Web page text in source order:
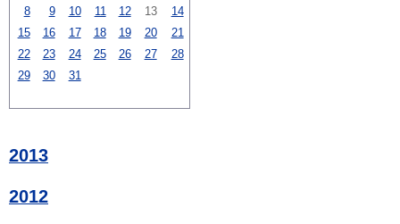
8
9 10 11 12 13
14
15
16 17 18 19 20
21
22
23 24 25 26 27
28
29
30 31
2013
2012